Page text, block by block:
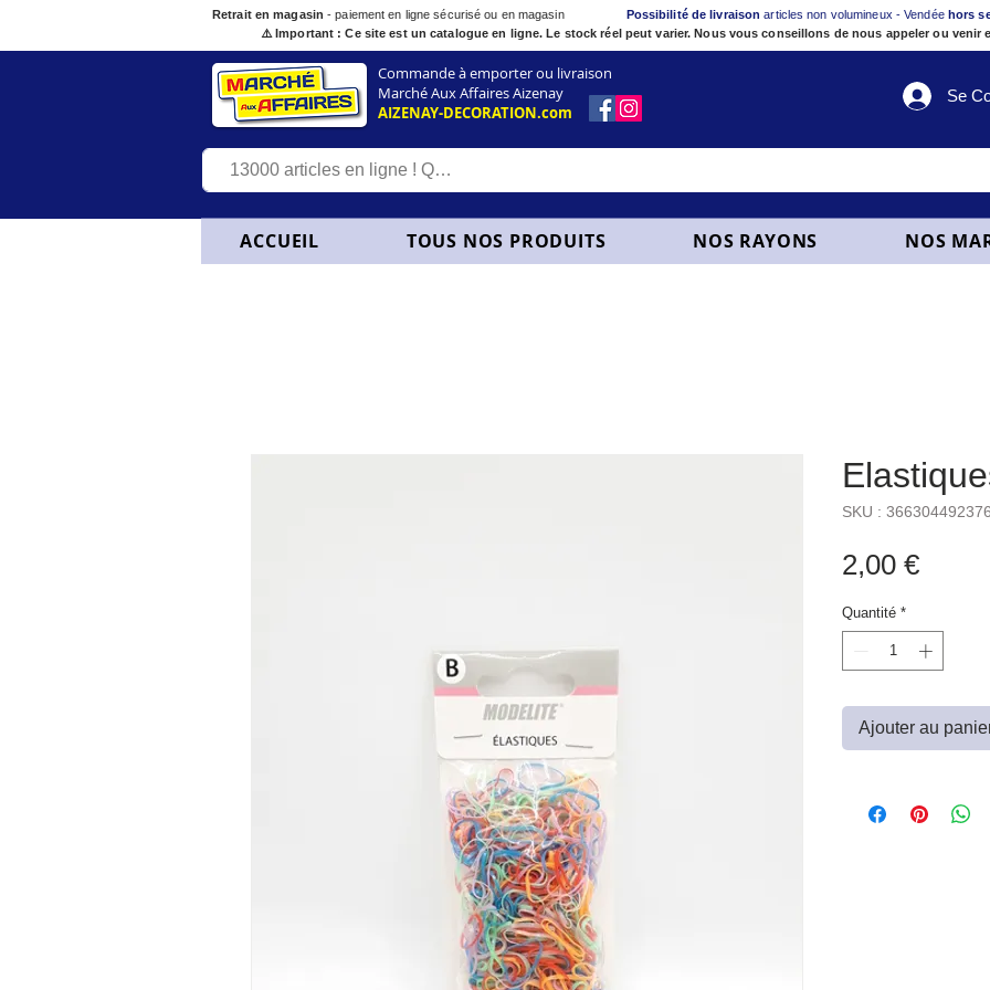
Retrait en magasin - paiement en ligne sécurisé ou en magasin Possibilité de livraisonarticles non volumineux - Vendée hors
⚠️ Important : Ce site est un catalogue en ligne. Le stock réel peut varier. Nous vous conseillons de nous appeler ou
Commande à emporter ou livraison
Marché Aux Affaires Aizenay
AIZENAY-DECORATION.com
Se
ACCUEIL TOUS NOS PRODUITS NOS RAYONS NOS
SKU :
2,00 €Prix
Quantité *
Ajouter au